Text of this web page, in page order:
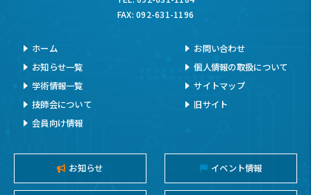
FAX: 092-631-1196
ホーム
お知らせ一覧
学術情報一覧
技師会について
会員向け情報
お問い合わせ
個人情報の取扱について
サイトマップ
旧サイト
お知らせ イベント情報